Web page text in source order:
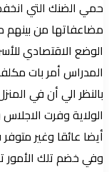
حمي الضنك التي
مضاعفاتها من بينهم
الوضع الاقتصادي
المدراس أمر بات
بالنظر الي أن في
الولاية وفرت
أيضا عائقا وغير
وفي خضم تلك الأمور